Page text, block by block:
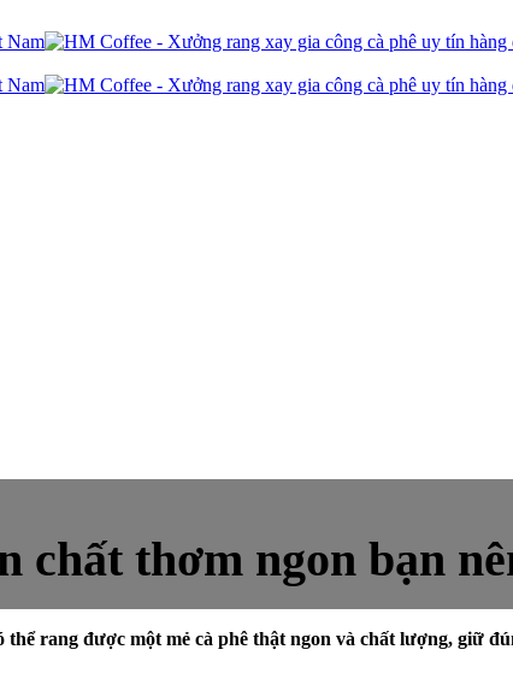
chất thơm ngon bạn
rang được một mẻ cà phê thật ngon và chất lượng, giữ